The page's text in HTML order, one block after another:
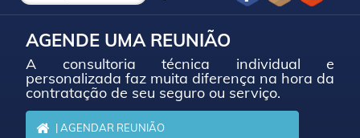
AGENDE UMA REUNIÃO
A consultoria técnica individual e
personalizada faz muita diferença na hora da
contratação de seu seguro ou serviço.
| AGENDAR REUNIÃO